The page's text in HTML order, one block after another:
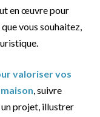
en œuvre pour
vous souhaitez,
valoriser vos
, suivre
un projet, illustrer